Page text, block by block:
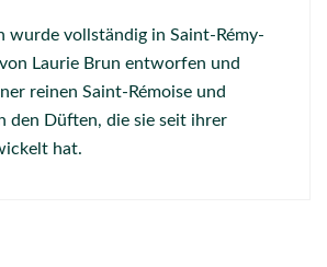
wurde vollständig in Saint-Rémy-
Laurie Brun entworfen und
reinen Saint-Rémoise und
den Düften, die sie seit ihrer
hat.